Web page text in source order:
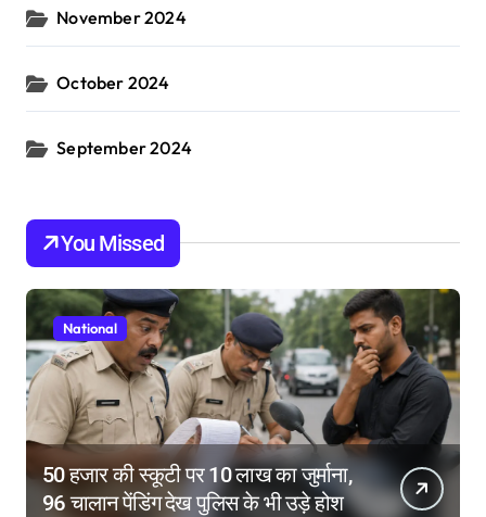
November 2024
October 2024
September 2024
You Missed
National
50 हजार की स्कूटी पर 10 लाख का जुर्माना,
96 चालान पेंडिंग देख पुलिस के भी उड़े होश